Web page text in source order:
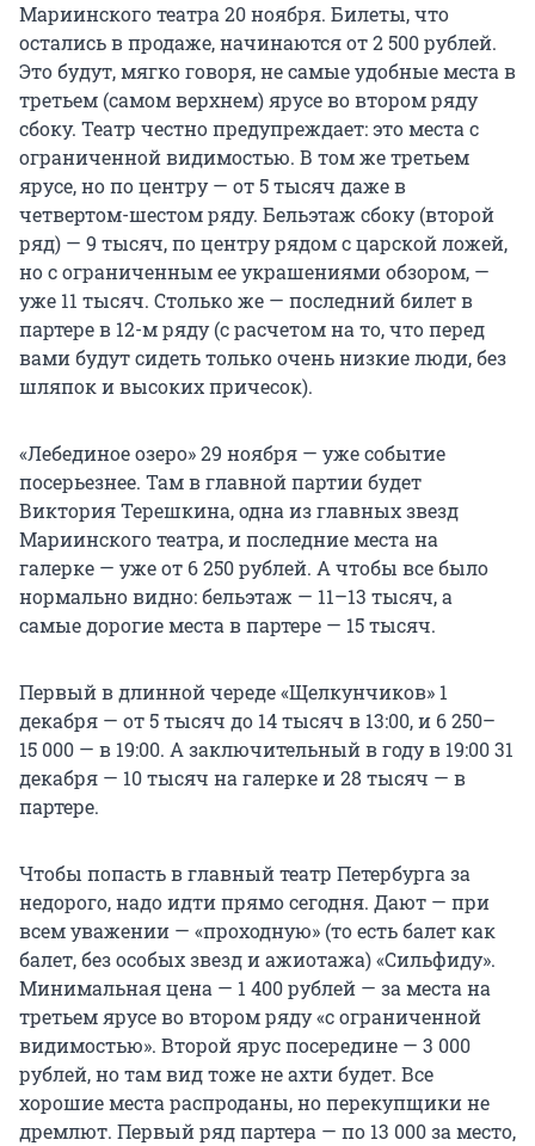
Мариинского театра 20 ноября. Билеты, что
остались в продаже, начинаются от 2 500 рублей.
Это будут, мягко говоря, не самые удобные места в
третьем (самом верхнем) ярусе во втором ряду
сбоку. Театр честно предупреждает: это места с
ограниченной видимостью. В том же третьем
ярусе, но по центру — от 5 тысяч даже в
четвертом-шестом ряду. Бельэтаж сбоку (второй
ряд) — 9 тысяч, по центру рядом с царской ложей,
но с ограниченным ее украшениями обзором, —
уже 11 тысяч. Столько же — последний билет в
партере в 12-м ряду (с расчетом на то, что перед
вами будут сидеть только очень низкие люди, без
шляпок и высоких причесок).
«Лебединое озеро» 29 ноября — уже событие
посерьезнее. Там в главной партии будет
Виктория Терешкина, одна из главных звезд
Мариинского театра, и последние места на
галерке — уже от 6 250 рублей. А чтобы все было
нормально видно: бельэтаж — 11–13 тысяч, а
самые дорогие места в партере — 15 тысяч.
Первый в длинной череде «Щелкунчиков» 1
декабря — от 5 тысяч до 14 тысяч в 13:00, и 6 250–
15 000 — в 19:00. А заключительный в году в 19:00 31
декабря — 10 тысяч на галерке и 28 тысяч — в
партере.
Чтобы попасть в главный театр Петербурга за
недорого, надо идти прямо сегодня. Дают — при
всем уважении — «проходную» (то есть балет как
балет, без особых звезд и ажиотажа) «Сильфиду».
Минимальная цена — 1 400 рублей — за места на
третьем ярусе во втором ряду «с ограниченной
видимостью». Второй ярус посередине — 3 000
рублей, но там вид тоже не ахти будет. Все
хорошие места распроданы, но перекупщики не
дремлют. Первый ряд партера — по 13 000 за место,